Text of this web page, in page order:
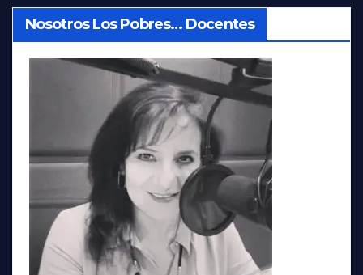
Nosotros Los Pobres… Docentes